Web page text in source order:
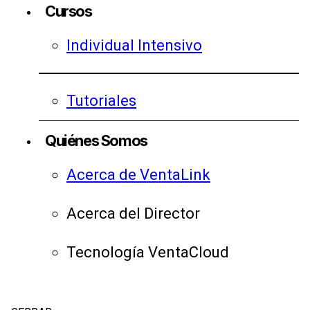
Cursos
Individual Intensivo
Tutoriales
Quiénes Somos
Acerca de VentaLink
Acerca del Director
Tecnología VentaCloud